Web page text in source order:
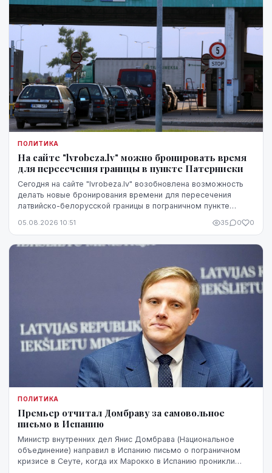
ПОЛИТИКА
На сайте "lvrobeza.lv" можно бронировать время
для пересечения границы в пункте Патерниеки
Сегодня на сайте "lvrobeza.lv" возобновлена возможность
делать новые бронирования времени для пересечения
латвийско-белорусской границы в пограничном пункте
05.08.2026 10:51 35 0 0
ПОЛИТИКА
Премьер отчитал Домбраву за самовольное
письмо в Испанию
Министр внутренних дел Янис Домбрава (Национальное
объединение) направил в Испанию письмо о пограничном
кризисе в Сеуте, когда их Марокко в Испанию проникли